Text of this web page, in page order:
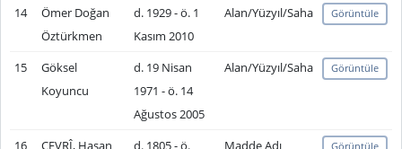
14
Ömer Doğan
Öztürkmen
d. 1929 - ö. 1
Kasım 2010
Alan/Yüzyıl/Saha Görüntüle
15
Göksel
Koyuncu
d. 19 Nisan
1971 - ö. 14
Ağustos 2005
Alan/Yüzyıl/Saha Görüntüle
16 CEVRÎ, Hasan d. 1805 - ö. Madde Adı Görüntüle